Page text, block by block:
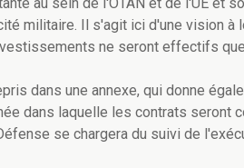
au sein de l'OTAN et de l'UE et
militaire. Il s'agit ici d'une vision à
ne seront effectifs
dans une annexe, qui donne
dans laquelle les contrats seront
se chargera du suivi de